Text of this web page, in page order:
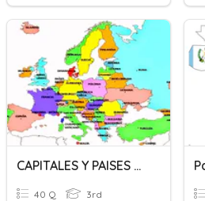
CAPITALES Y PAISES DE EUROPA
40 Q 3rd